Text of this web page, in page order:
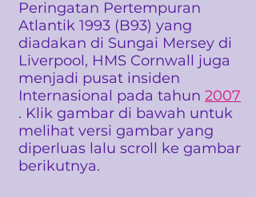
Peringatan Pertempuran
Atlantik 1993 (B93) yang
diadakan di Sungai Mersey di
Liverpool, HMS Cornwall juga
menjadi pusat insiden
Internasional pada tahun 2007
. Klik gambar di bawah untuk
melihat versi gambar yang
diperluas lalu scroll ke gambar
berikutnya.